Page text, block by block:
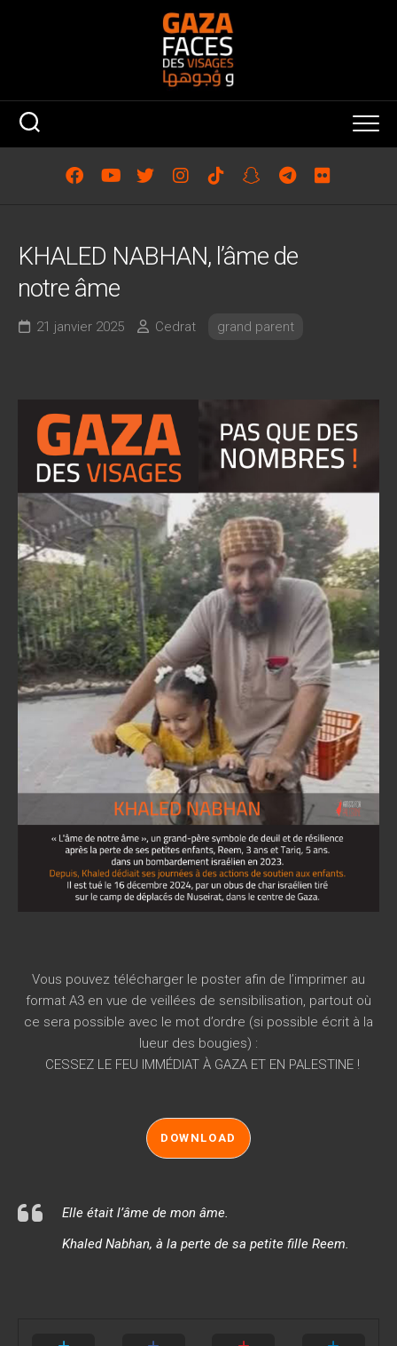
KHALED NABHAN, l’âme de
notre âme
21 janvier 2025 Cedrat grand parent
Vous pouvez télécharger le poster afin de l’imprimer au
format A3 en vue de veillées de sensibilisation, partout où
ce sera possible avec le mot d’ordre (si possible écrit à la
lueur des bougies) :
CESSEZ LE FEU IMMÉDIAT À GAZA ET EN PALESTINE !
DOWNLOAD
Elle était l’âme de mon âme.
Khaled Nabhan, à la perte de sa petite fille Reem.